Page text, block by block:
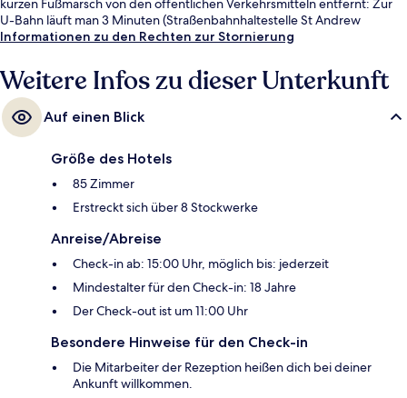
kurzen Fußmarsch von den öffentlichen Verkehrsmitteln entfernt: Zur
U-Bahn läuft man 3 Minuten (Straßenbahnhaltestelle St Andrew
Square) bzw. 4 Minuten (Straßenbahnhaltestelle Princes Street).
Informationen zu den Rechten zur Stornierung
Weitere Infos zu dieser Unterkunft
Auf einen Blick
Größe des Hotels
85 Zimmer
Erstreckt sich über 8 Stockwerke
Anreise/Abreise
Check-in ab: 15:00 Uhr, möglich bis: jederzeit
Mindestalter für den Check-in: 18 Jahre
Der Check-out ist um 11:00 Uhr
Besondere Hinweise für den Check-in
Die Mitarbeiter der Rezeption heißen dich bei deiner
Ankunft willkommen.